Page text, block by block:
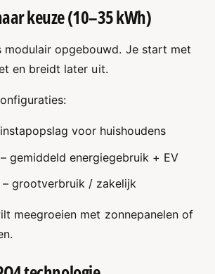
keuze (10–35 kWh)
modulair opgebouwd. Je start met
en breidt later uit.
voor huishoudens
gemiddeld energiegebruik + EV
– grootverbruik / zakelijk
meegroeien met zonnepanelen of